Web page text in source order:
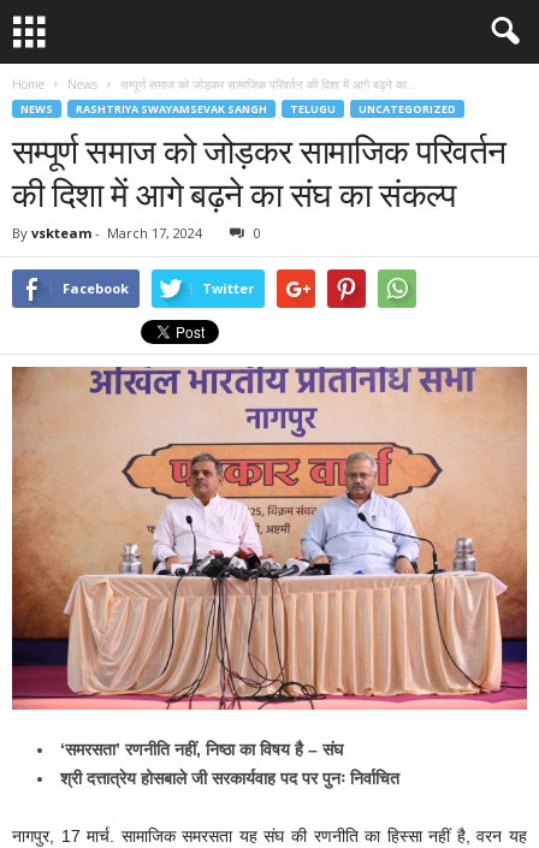
Home News सम्पूर्ण समाज को जोड़कर सामाजिक परिवर्तन की दिशा में आगे बढ़ने का...
NEWS RASHTRIYA SWAYAMSEVAK SANGH TELUGU UNCATEGORIZED
सम्पूर्ण समाज को जोड़कर सामाजिक परिवर्तन
की दिशा में आगे बढ़ने का संघ का संकल्प
By vskteam - March 17, 2024 0
Facebook Twitter
‘समरसता’ रणनीति नहीं, निष्ठा का विषय है – संघ
श्री दत्तात्रेय होसबाले जी सरकार्यवाह पद पर पुनः निर्वाचित
नागपुर, 17 मार्च. सामाजिक समरसता यह संघ की रणनीति का हिस्सा नहीं है, वरन यह